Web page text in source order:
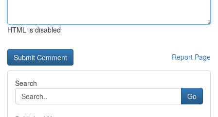
HTML is disabled
Report Page
Search
Go